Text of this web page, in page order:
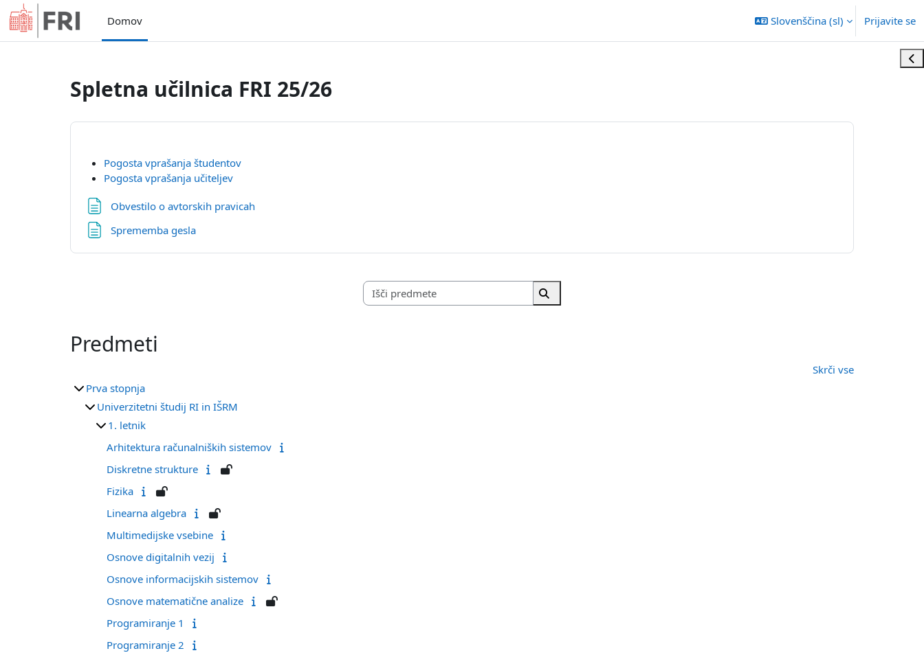
Preskoči na glavno vsebino
Domov
Slovenščina ‎(sl)‎ Prijavite se
Spletna učilnica FRI 25/26
Pogosta vprašanja študentov
Pogosta vprašanja učiteljev
Obvestilo o avtorskih pravicahStran
Sprememba geslaStran
Išči predmete
Išči predmete
Predmeti
Skrči vse
Prva stopnja
Univerzitetni študij RI in IŠRM
1. letnik
Arhitektura računalniških sistemov
Diskretne strukture
Fizika
Linearna algebra
Multimedijske vsebine
Osnove digitalnih vezij
Osnove informacijskih sistemov
Osnove matematične analize
Programiranje 1
Programiranje 2